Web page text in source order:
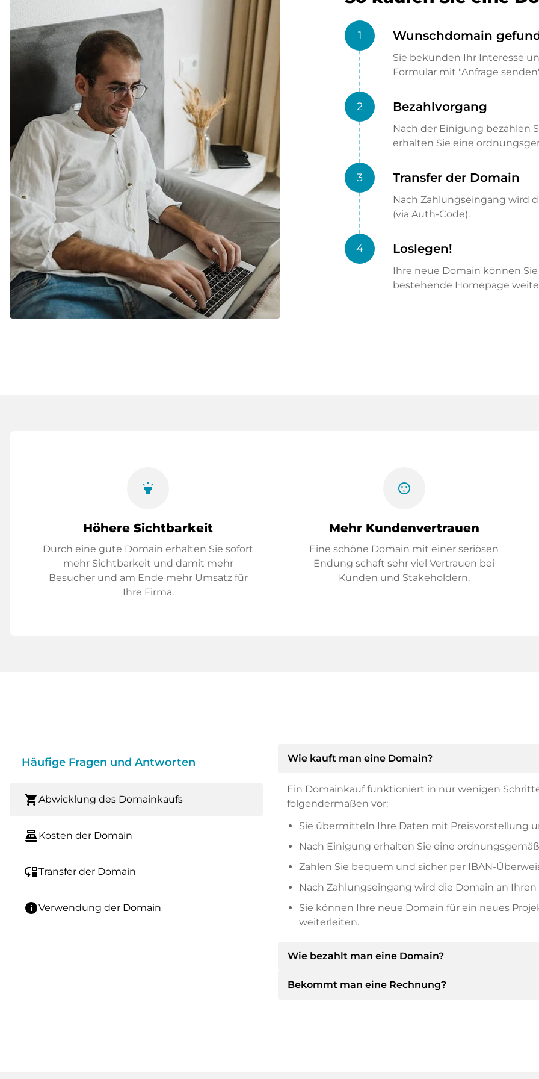
1 Wunschdomain
Sie bekunden Ihr Interesse
Formular mit "Anfrage
2 Bezahlvorgang
Nach der Einigung bezahlen
erhalten Sie eine
3 Transfer der Domain
Nach Zahlungseingang wird
(via Auth-Code).
4 Loslegen!
Ihre neue Domain können
bestehende Homepage
highlight
Höhere Sichtbarkeit
Durch eine gute Domain erhalten Sie sofort
mehr Sichtbarkeit und damit mehr
Besucher und am Ende mehr Umsatz für
Ihre Firma.
sentiment_satisfied
Mehr Kundenvertrauen
Eine schöne Domain mit einer seriösen
Endung schaft sehr viel Vertrauen bei
Kunden und Stakeholdern.
Häufige Fragen und Antworten
shopping_cartAbwicklung des Domainkaufs
point_of_saleKosten der Domain
move_downTransfer der Domain
infoVerwendung der Domain
Wie kauft man eine Domain?
Ein Domainkauf funktioniert in nur wenigen
folgendermaßen vor:
Sie übermitteln Ihre Daten mit Preisvorstellung
Nach Einigung erhalten Sie eine
Zahlen Sie bequem und sicher per IBAN-
Nach Zahlungseingang wird die Domain an
Sie können Ihre neue Domain für ein neues
weiterleiten.
Wie bezahlt man eine Domain?
Nach einer Einigung wird der Inhaber Ihnen die
Bekommt man eine Rechnung?